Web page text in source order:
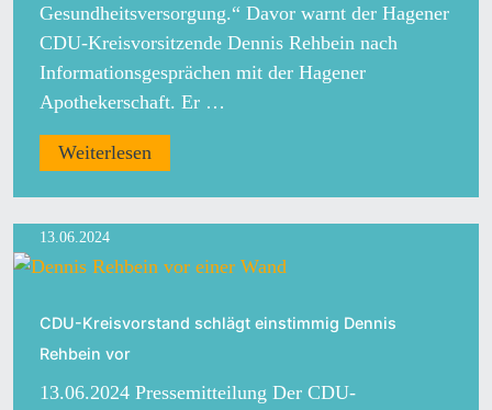
Gesundheitsversorgung.“ Davor warnt der Hagener
CDU-Kreisvorsitzende Dennis Rehbein nach
Informationsgesprächen mit der Hagener
Apothekerschaft. Er …
Weiterlesen
13.06.2024
CDU-Kreisvorstand schlägt einstimmig Dennis
Rehbein vor
13.06.2024 Pressemitteilung Der CDU-